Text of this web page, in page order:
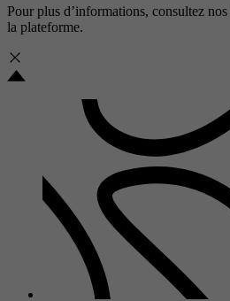
Pour plus d’informations, consultez nos
la plateforme.